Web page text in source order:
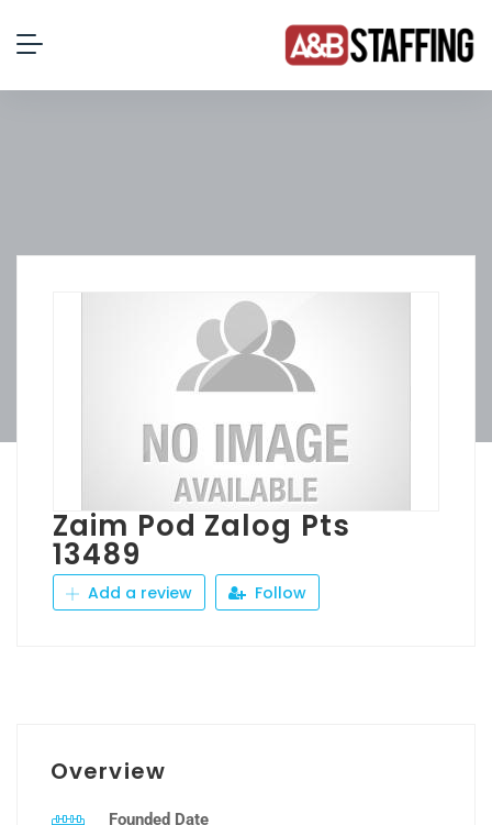
Zaim Pod Zalog Pts
13489
Add a review Follow
Overview
Founded Date